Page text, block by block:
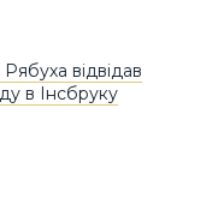
відвідав
в Інсбруку